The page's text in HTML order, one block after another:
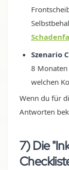
Szenario
8 Monaten
welchen
Wenn du für
Antworten
7) Die